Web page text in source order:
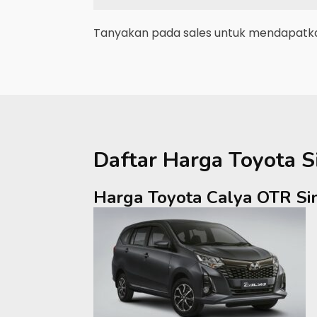
Tanyakan pada sales untuk
Daftar Harga Toyota
Harga Toyota Calya OTR